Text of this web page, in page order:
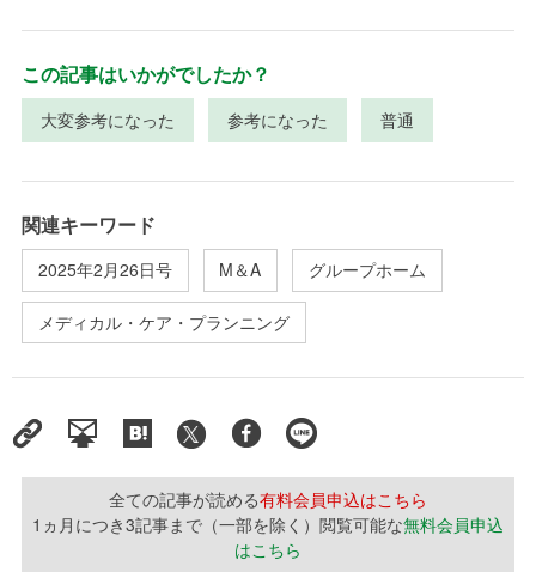
この記事はいかがでしたか？
大変参考になった 参考になった 普通
関連キーワード
2025年2月26日号 M＆A グループホーム
メディカル・ケア・プランニング
全ての記事が読める有料会員申込はこちら
1ヵ月につき3記事まで（一部を除く）閲覧可能な無料会員申込
はこちら